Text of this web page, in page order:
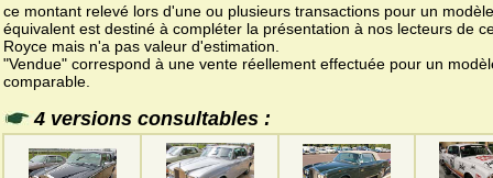
ce montant relevé lors d'une ou plusieurs transactions pour un modèle
équivalent est destiné à compléter la présentation à nos lecteurs de
Royce mais n'a pas valeur d'estimation.
"Vendue" correspond à une vente réellement effectuée pour un
comparable.
4 versions consultables :